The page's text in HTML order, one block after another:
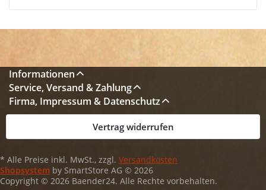
Informationen
Service, Versand & Zahlung
Firma, Impressum & Datenschutz
Vertrag widerrufen
* Alle Preise inkl. MwSt., zzgl. Versandkosten
Shopsystem by SmartStore AG © 2026
Copyright © 2026 Baender24. Alle Rechte vorbehalten.